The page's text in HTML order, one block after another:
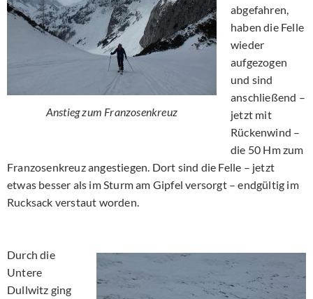
Anstieg zum Franzosenkreuz
abgefahren,
haben die Felle
wieder
aufgezogen
und sind
anschließend –
jetzt mit
Rückenwind –
die 50 Hm zum
Franzosenkreuz angestiegen. Dort sind die Felle – jetzt
etwas besser als im Sturm am Gipfel versorgt – endgültig im
Rucksack verstaut worden.
Durch die
Untere
Dullwitz ging